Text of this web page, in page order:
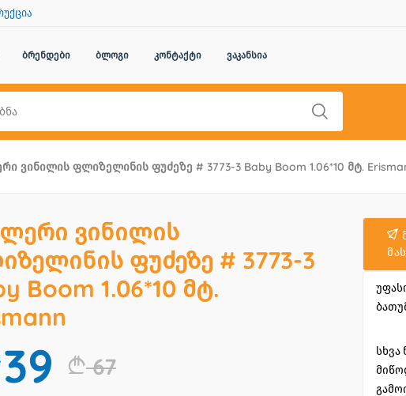
ბრენდები ბლოგი კონტაქტი ვაკანსია
Ვინილის Ფლიზელინის Ფუძეზე # 3773-3 Baby Boom 1.06*10 Მტ.
ვინილის
ფუძეზე # 3773-3
Boom 1.06*10 მტ.
39 67
სხვა